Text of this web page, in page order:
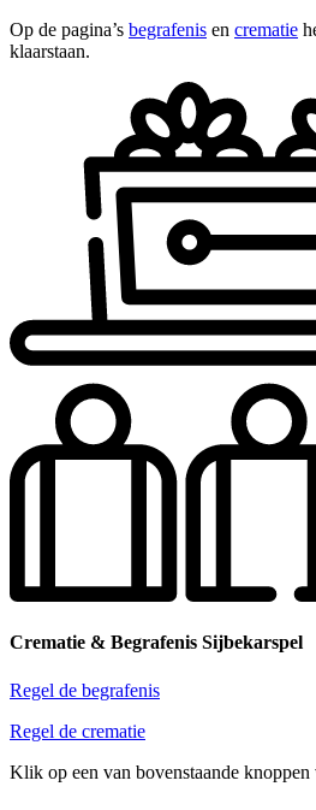
Op de pagina’s begrafenis en crematie
klaarstaan.
Crematie & Begrafenis Sijbekarspel
Regel de begrafenis
Regel de crematie
Klik op een van bovenstaande